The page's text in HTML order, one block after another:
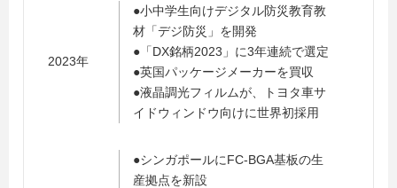
2023年
●小中学生向けデジタル防災教育教
材「デジ防災」を開発
●「DX銘柄2023」に3年連続で選定
●英国パッケージメーカーを買収
●液晶調光フィルムが、トヨタ車サ
イドウィンドウ向けに世界初採用
●シンガポールにFC-BGA基板の生
産拠点を新設